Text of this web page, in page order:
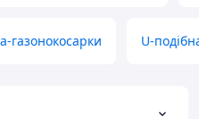
газонокосарки U-